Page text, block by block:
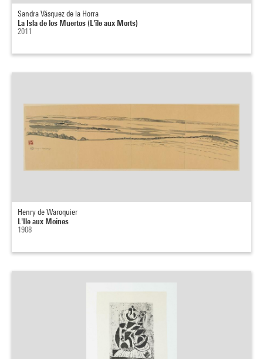
Sandra Vásquez de la Horra
La Isla de los Muertos (L'île aux Morts)
2011
Henry de Waroquier
L'Ile aux Moines
1908